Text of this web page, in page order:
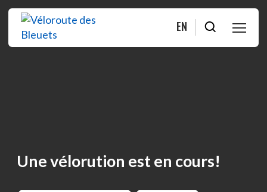
EN
À PROPOS
Une vélorution est en cours!